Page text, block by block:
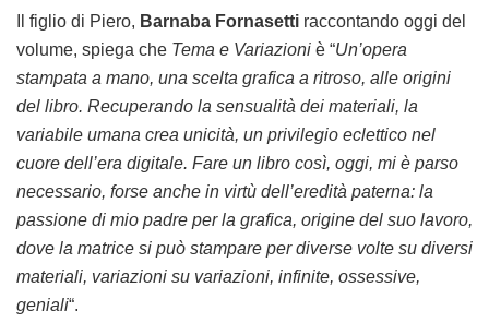
Il figlio di Piero, Barnaba Fornasetti raccontando oggi del
volume, spiega che Tema e Variazioni è “Un’opera
stampata a mano, una scelta grafica a ritroso, alle origini
del libro. Recuperando la sensualità dei materiali, la
variabile umana crea unicità, un privilegio eclettico nel
cuore dell’era digitale. Fare un libro così, oggi, mi è parso
necessario, forse anche in virtù dell’eredità paterna: la
passione di mio padre per la grafica, origine del suo lavoro,
dove la matrice si può stampare per diverse volte su diversi
materiali, variazioni su variazioni, infinite, ossessive,
geniali“.